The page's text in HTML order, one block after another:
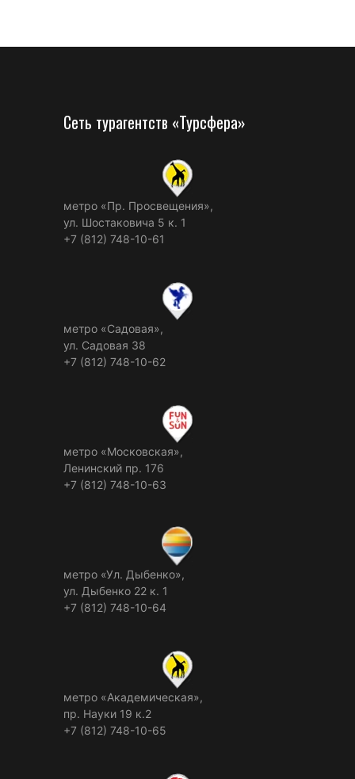
Сеть турагентств «Турсфера»
метро «Пр. Просвещения»,
ул. Шостаковича 5 к. 1
+7 (812) 748-10-61
метро «Садовая»,
ул. Садовая 38
+7 (812) 748-10-62
метро «Московская»,
Ленинский пр. 176
+7 (812) 748-10-63
метро «Ул. Дыбенко»,
ул. Дыбенко 22 к. 1
+7 (812) 748-10-64
метро «Академическая»,
пр. Науки 19 к.2
+7 (812) 748-10-65